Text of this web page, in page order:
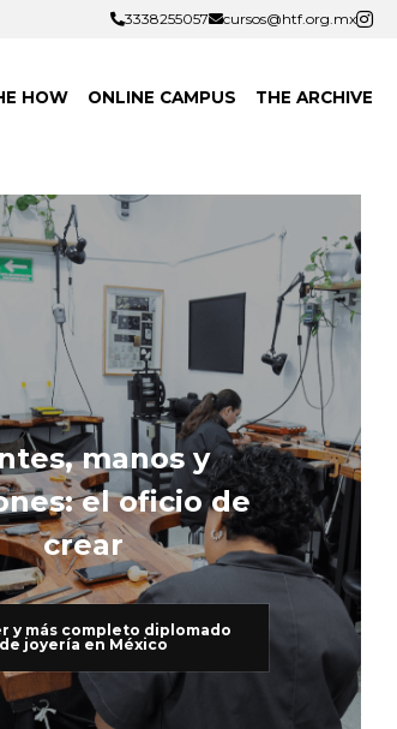
3338255057 cursos@htf.org.mx
3338255057 cursos@htf.org.mx
HOW ONLINE CAMPUS THE ARCHIVE
manos y
el oficio de
crear
y más completo diplomado
de joyería en México